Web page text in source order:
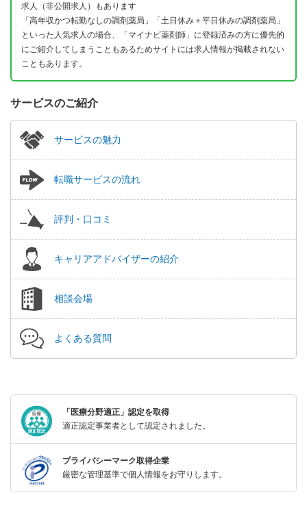
求人（非公開求人）もあります
「高年収かつ転勤なしの調剤薬局」「土日休み＋平日休みの調剤薬局」
といった人気求人の場合、「マイナビ薬剤師」に登録済みの方に優先的
にご紹介してしまうこともあるためサイトには求人情報が掲載されない
こともあります。
サービスのご紹介
サービスの魅力
転職サービスの流れ
評判・口コミ
キャリアアドバイザーの紹介
相談会場
よくある質問
「医療分野適正」認定を取得
適正認定事業者として認定されました。
プライバシーマーク取得企業
厳密な管理基準で個人情報をお守りします。